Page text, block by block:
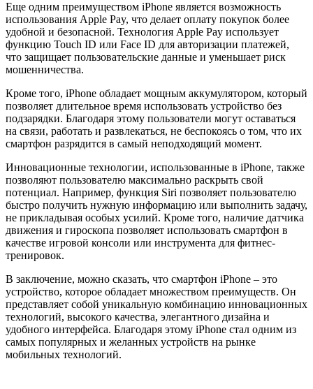
Еще одним преимуществом iPhone является возможность
использования Apple Pay, что делает оплату покупок более
удобной и безопасной. Технология Apple Pay использует
функцию Touch ID или Face ID для авторизации платежей,
что защищает пользовательские данные и уменьшает риск
мошенничества.
Кроме того, iPhone обладает мощным аккумулятором, который
позволяет длительное время использовать устройство без
подзарядки. Благодаря этому пользователи могут оставаться
на связи, работать и развлекаться, не беспокоясь о том, что их
смартфон разрядится в самый неподходящий момент.
Инновационные технологии, использованные в iPhone, также
позволяют пользователю максимально раскрыть свой
потенциал. Например, функция Siri позволяет пользователю
быстро получить нужную информацию или выполнить задачу,
не прикладывая особых усилий. Кроме того, наличие датчика
движения и гироскопа позволяет использовать смартфон в
качестве игровой консоли или инструмента для фитнес-
тренировок.
В заключение, можно сказать, что смартфон iPhone – это
устройство, которое обладает множеством преимуществ. Он
представляет собой уникальную комбинацию инновационных
технологий, высокого качества, элегантного дизайна и
удобного интерфейса. Благодаря этому iPhone стал одним из
самых популярных и желанных устройств на рынке
мобильных технологий.